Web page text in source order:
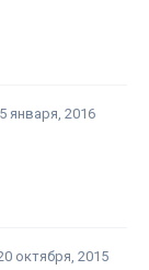
января, 2016
октября, 2015